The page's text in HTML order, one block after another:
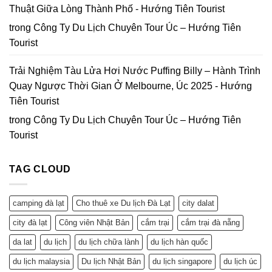
Thuật Giữa Lòng Thành Phố - Hướng Tiên Tourist
trong Công Ty Du Lịch Chuyên Tour Úc – Hướng Tiên
Tourist
Trải Nghiệm Tàu Lửa Hơi Nước Puffing Billy – Hành Trình
Quay Ngược Thời Gian Ở Melbourne, Úc 2025 - Hướng
Tiên Tourist
trong Công Ty Du Lịch Chuyên Tour Úc – Hướng Tiên
Tourist
TAG CLOUD
camping đà lạt Cho thuê xe Du lịch Đà Lạt city dalat
city đà lạt Công viên Nhật Bản cắm trại cắm trại đà nẵng
da lat du lịch du lịch chữa lành du lịch hàn quốc
du lịch malaysia Du lịch Nhật Bản du lịch singapore du lịch úc